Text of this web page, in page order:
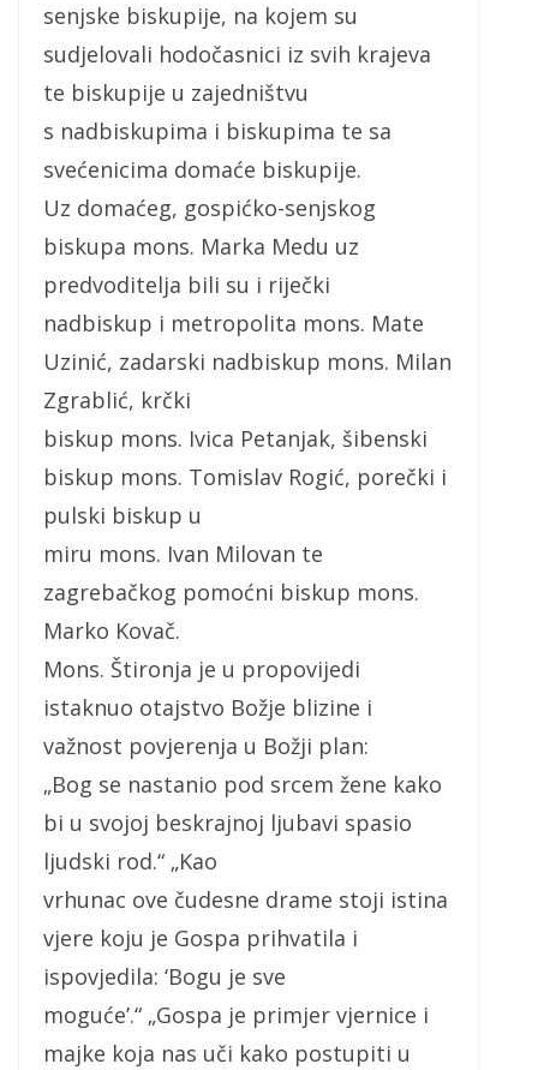
senjske biskupije, na kojem su
sudjelovali hodočasnici iz svih krajeva
te biskupije u zajedništvu
s nadbiskupima i biskupima te sa
svećenicima domaće biskupije.
Uz domaćeg, gospićko-senjskog
biskupa mons. Marka Medu uz
predvoditelja bili su i riječki
nadbiskup i metropolita mons. Mate
Uzinić, zadarski nadbiskup mons. Milan
Zgrablić, krčki
biskup mons. Ivica Petanjak, šibenski
biskup mons. Tomislav Rogić, porečki i
pulski biskup u
miru mons. Ivan Milovan te
zagrebačkog pomoćni biskup mons.
Marko Kovač.
Mons. Štironja je u propovijedi
istaknuo otajstvo Božje blizine i
važnost povjerenja u Božji plan:
„Bog se nastanio pod srcem žene kako
bi u svojoj beskrajnoj ljubavi spasio
ljudski rod.“ „Kao
vrhunac ove čudesne drame stoji istina
vjere koju je Gospa prihvatila i
ispovjedila: ‘Bogu je sve
moguće’.“ „Gospa je primjer vjernice i
majke koja nas uči kako postupiti u